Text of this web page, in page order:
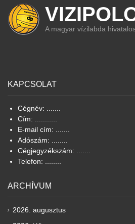
A magyar vízilabda
KAPCSOLAT
Cégnév: .......
Cím: ...........
E-mail cím: .......
Adószám: ........
Cégjegyzékszám: .......
Telefon: ........
ARCHÍVUM
2026. augusztus